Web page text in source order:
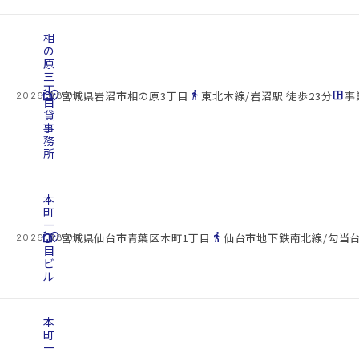
2026.08.07
cottage
相
の
原
三
丁
目
貸
事
務
所
location_on宮城県岩沼市相の原3丁目 directions_walk 東北本線/岩沼駅 徒歩23分space_dashboard事
2026.08.07
cottage
本
町
一
丁
目
ビ
ル
location_on宮城県仙台市青葉区本町1丁目 directions_walk 仙台市地下鉄南北線/勾当
本
町
一